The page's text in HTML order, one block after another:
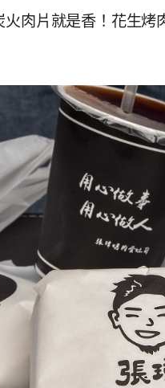
火肉片就是香！花生